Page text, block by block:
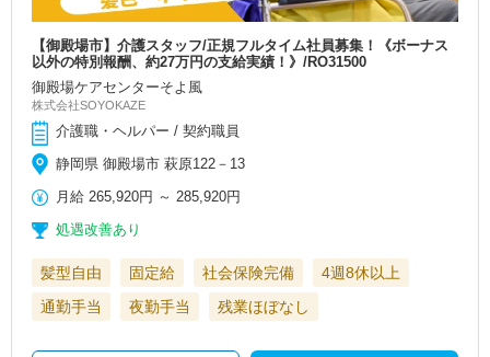
【御殿場市】介護スタッフ/正規フルタイム社員募集！《ボーナス
以外の特別報酬、約27万円の支給実績！》/RO31500
御殿場ケアセンターそよ風
株式会社SOYOKAZE
介護職・ヘルパー / 契約職員
静岡県 御殿場市 萩原122－13
月給 265,920円 ～285,920円
処遇改善あり
髪型自由 固定給 社会保険完備
4週8休以上
通勤手当
夜勤手当 残業ほぼなし